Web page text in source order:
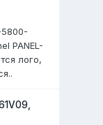
5800-
PANEL-
лого,